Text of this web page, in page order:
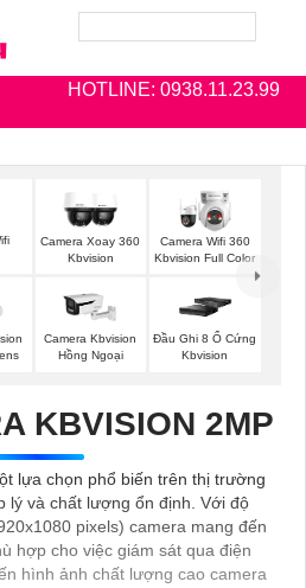
HOTLINE: 0938.11.23.99
Camera Xoay 360
Kbvision
Camera Wifi 360
Kbvision Full Color
Camera Kbvision
Hồng Ngoại
Đầu Ghi 8 Ổ Cứng
Kbvision
KBVISION 2MP
lựa chọn phổ biến trên thị trường
lý và chất lượng ổn định. Với độ
pixels) camera mang đến
hợp cho việc giám sát qua điện
hình ảnh chất lượng cao camera